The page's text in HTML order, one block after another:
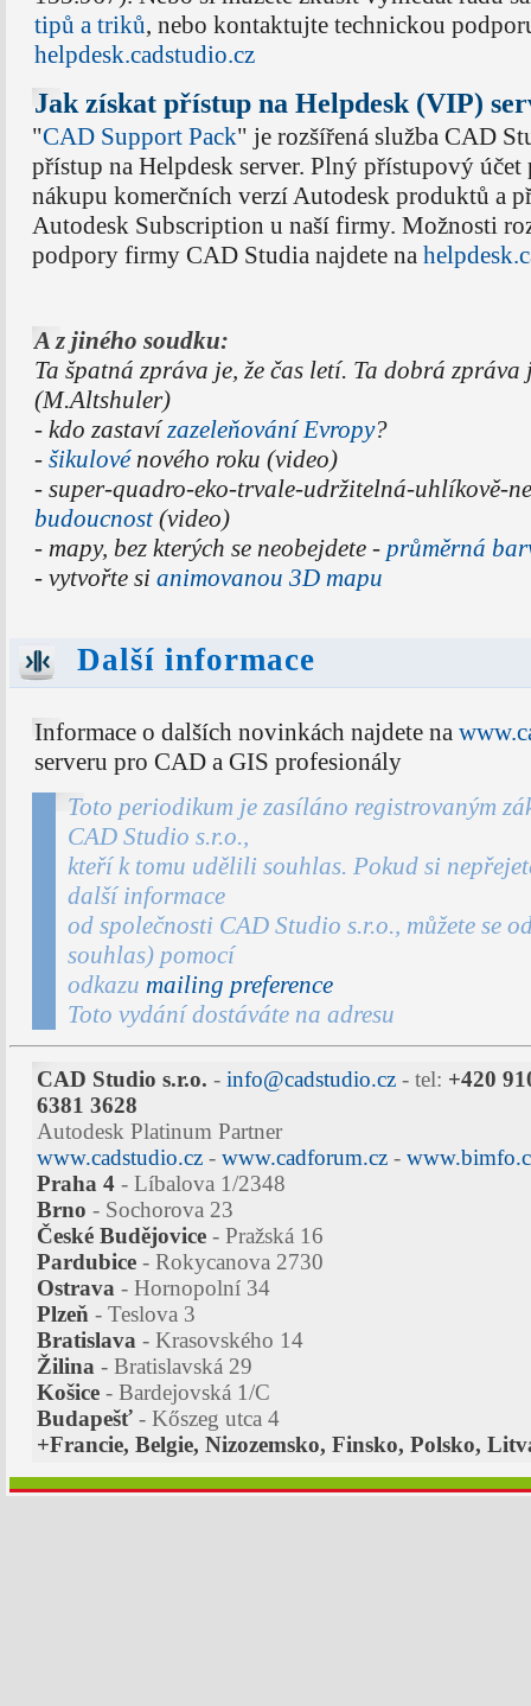
tipů a triků, nebo kontaktujte technickou
helpdesk.cadstudio.cz
Jak získat přístup na Helpdesk (VIP)
"CAD Support Pack" je rozšířená služba CAD
přístup na Helpdesk server. Plný přístupový
nákupu komerčních verzí Autodesk produktů a
Autodesk Subscription u naší firmy. Možnosti
podpory firmy CAD Studia najdete na
A z jiného soudku:
Ta špatná zpráva je, že čas letí. Ta dobrá zpráva
(M.Altshuler)
- kdo zastavízazeleňování Evropy?
- šikulovénového roku (video)
- super-quadro-eko-trvale-udržitelná-uhlíkově-
budoucnost(video)
- mapy, bez kterých se neobejdete - průměrná
- vytvořte si animovanou 3D mapu
Další informace
Informace o dalších novinkách najdete na
serveru pro CAD a GIS profesionály
Toto periodikum je zasíláno registrovaným
CAD Studio s.r.o.,
kteří k tomu udělili souhlas. Pokud si
další informace
od společnosti CAD Studio s.r.o., můžete se
souhlas) pomocí
odkazu mailing preference
Toto vydání dostáváte na adresu
CAD Studio s.r.o. - info@cadstudio.cz- tel: +420
6381 3628
Autodesk Platinum Partner
www.cadstudio.cz- www.cadforum.cz-
Praha 4- Líbalova 1/2348
Brno - Sochorova 23
České Budějovice- Pražská 16
Pardubice- Rokycanova 2730
Ostrava- Hornopolní 34
Plzeň- Teslova 3
Bratislava- Krasovského 14
Žilina- Bratislavská 29
Košice- Bardejovská 1/C
Budapešť- Kőszeg utca 4
+Francie, Belgie, Nizozemsko, Finsko, Polsko,